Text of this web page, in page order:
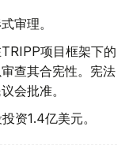
审理。
项目框架下的
查其合宪性。宪法
会批准。
资1.4亿美元。